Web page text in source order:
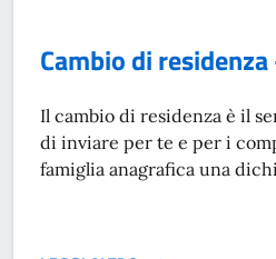
Cambio di residenza
Il cambio di residenza è il
di inviare per te e per i
famiglia anagrafica una